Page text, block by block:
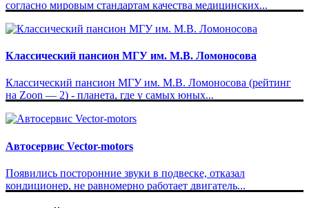
согласно мировым стандартам качества медицинских...
Классический пансион МГУ им. М.В. Ломоносова
Классический пансион МГУ им. М.В. Ломоносова (рейтинг
на Zoon — 2) - планета, где у самых юных...
Автосервис Vector-motors
Появились посторонние звуки в подвеске, отказал
кондиционер, не равномерно работает двигатель...